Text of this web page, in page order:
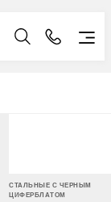
СТАЛЬНЫЕ С ЧЕРНЫМ
ЦИФЕРБЛАТОМ